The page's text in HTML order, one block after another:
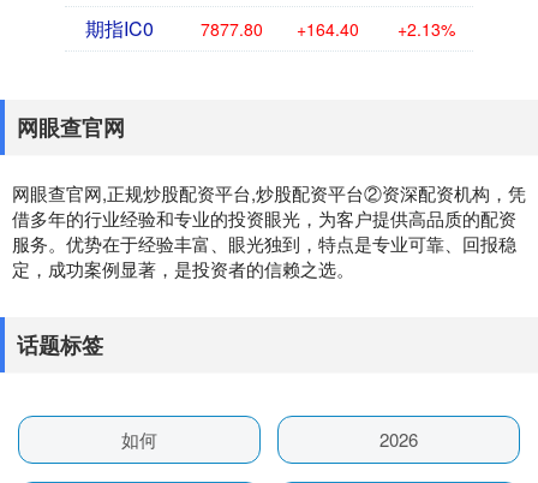
期指IC0 7877.80 +164.40 +2.13%
网眼查官网
网眼查官网,正规炒股配资平台,炒股配资平台②资深配资机构，凭
借多年的行业经验和专业的投资眼光，为客户提供高品质的配资
服务。优势在于经验丰富、眼光独到，特点是专业可靠、回报稳
定，成功案例显著，是投资者的信赖之选。
话题标签
如何 2026